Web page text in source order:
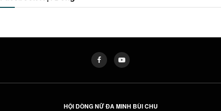
HỘI DÒNG NỮ ĐA MINH BÙI CHU